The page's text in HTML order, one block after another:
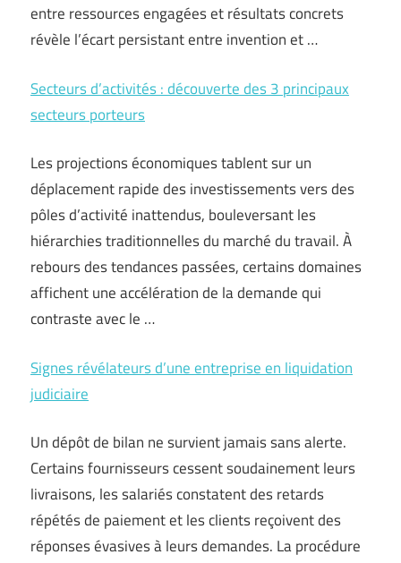
entre ressources engagées et résultats concrets
révèle l’écart persistant entre invention et …
Secteurs d’activités : découverte des 3 principaux
secteurs porteurs
Les projections économiques tablent sur un
déplacement rapide des investissements vers des
pôles d’activité inattendus, bouleversant les
hiérarchies traditionnelles du marché du travail. À
rebours des tendances passées, certains domaines
affichent une accélération de la demande qui
contraste avec le …
Signes révélateurs d’une entreprise en liquidation
judiciaire
Un dépôt de bilan ne survient jamais sans alerte.
Certains fournisseurs cessent soudainement leurs
livraisons, les salariés constatent des retards
répétés de paiement et les clients reçoivent des
réponses évasives à leurs demandes. La procédure